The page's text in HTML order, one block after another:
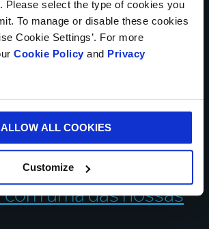
Please select the type of cookies you
To manage or disable these cookies
Cookie Settings’. For more
Cookie Policy and Privacy
ALLOW ALL COOKIES
Customize
os nossos
sobre como
ajudar a
os seus desafios
comerciais.
um email ou
uma das nossas